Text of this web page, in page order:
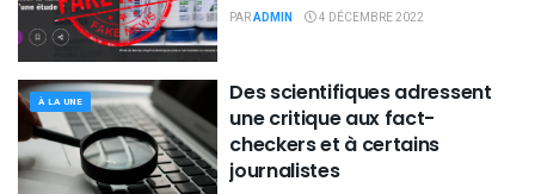
PARADMIN 4 DÉCEMBRE 2022
À LA UNE
Des scientifiques adressent
une critique aux fact-
checkers et à certains
journalistes